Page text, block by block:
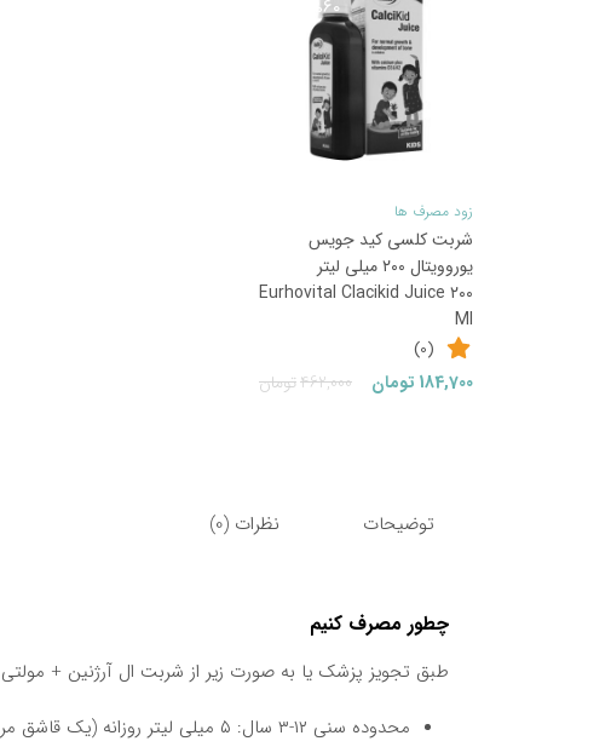
%60
زود مصرف ها
شربت کلسی کید جویس
یوروویتال ۲۰۰ میلی لیتر
Eurhovital Clacikid Juice ۲۰۰
Ml
(0)
462,000تومانقیمت
184,700 تومان
قیمت
توضیحات نظرات (0)
چطور مصرف کنیم
طبق تجویز پزشک یا به صورت زیر از شربت ال آرژنین + مولتی
محدوده سنی ۱۲-۳ سال: ۵ میلی لیتر روزانه (یک قاشق مرباخوری یک بار در روز)